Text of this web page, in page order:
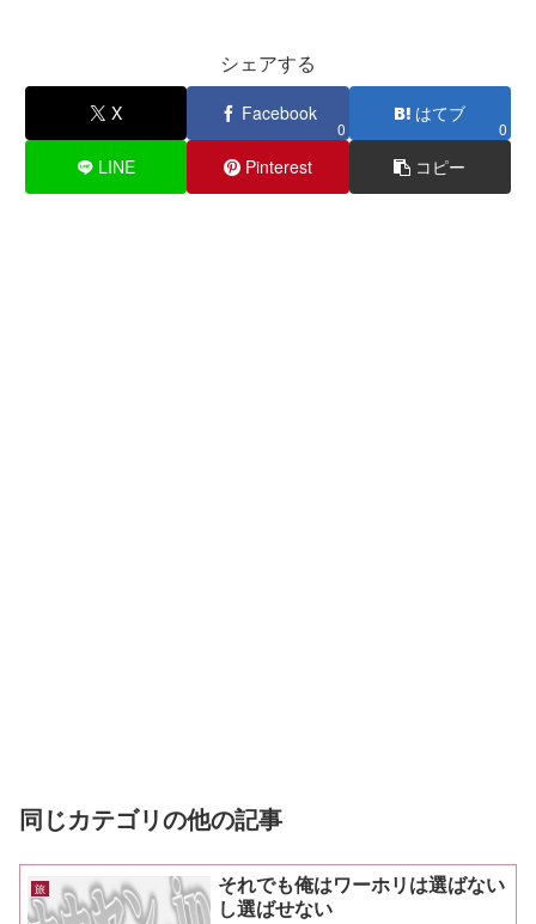
シェアする
X Facebook
0
はてブ
0
LINE Pinterest コピー
同じカテゴリの他の記事
旅
それでも俺はワーホリは選ばない
し選ばせない